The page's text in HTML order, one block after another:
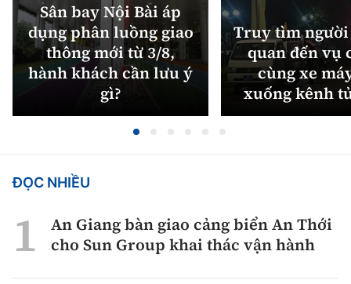
Sân bay Nội Bài áp
dụng phân luồng giao
thông mới từ 3/8,
hành khách cần lưu ý
gì?
Truy tìm
quan đến vụ
cùng xe
xuống kênh
ĐỌC NHIỀU
An Giang bàn giao cảng biển An Thới
cho Sun Group khai thác vận hành